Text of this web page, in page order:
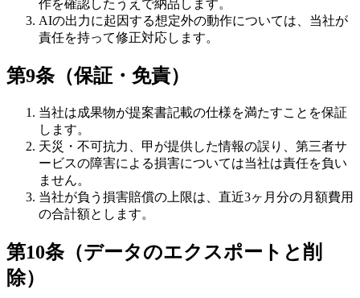
作を確認したうえで納品します。
AIの出力に起因する想定外の動作については、当社が
責任を持って修正対応します。
第9条（保証・免責）
当社は成果物が提案書記載の仕様を満たすことを保証
します。
天災・不可抗力、甲が提供した情報の誤り、第三者サ
ービスの障害による損害については当社は責任を負い
ません。
当社が負う損害賠償の上限は、直近3ヶ月分の月額費用
の合計額とします。
第10条（データのエクスポートと削
除）